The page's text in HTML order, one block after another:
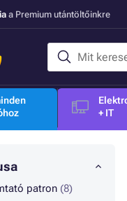
a Premium utántöltőinkre
+ IT
patron (8)